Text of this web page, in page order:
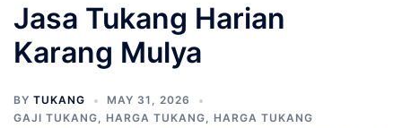
Jasa Tukang Harian
Karang Mulya
BY TUKANG
MAY 31, 2026
GAJI TUKANG, HARGA TUKANG, HARGA TUKANG